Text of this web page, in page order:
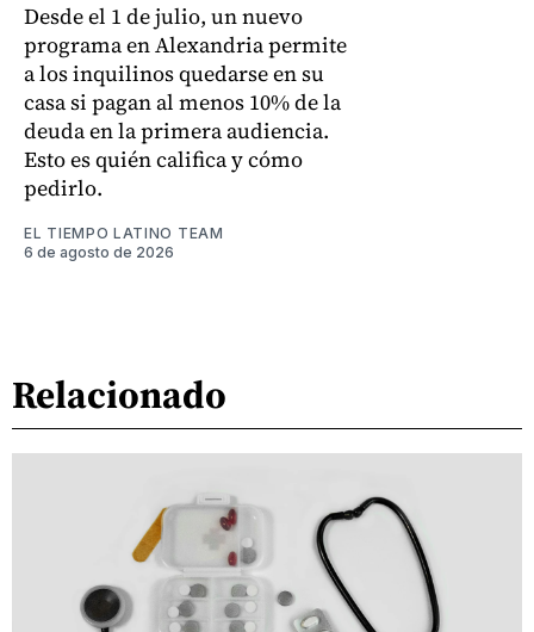
Desde el 1 de julio, un nuevo
programa en Alexandria permite
a los inquilinos quedarse en su
casa si pagan al menos 10% de la
deuda en la primera audiencia.
Esto es quién califica y cómo
pedirlo.
EL TIEMPO LATINO TEAM
6 de agosto de 2026
Relacionado